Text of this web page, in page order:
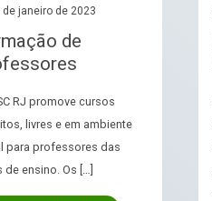
de janeiro de 2023
de
RJ promove cursos
livres e em ambiente
para professores das
de ensino. Os […]